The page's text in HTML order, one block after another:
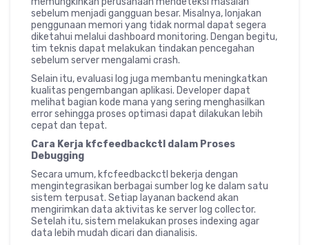
sebelum menjadi gangguan besar. Misalnya, lonjakan
penggunaan memori yang tidak normal dapat segera
diketahui melalui dashboard monitoring. Dengan begitu,
tim teknis dapat melakukan tindakan pencegahan
sebelum server mengalami crash.
Selain itu, evaluasi log juga membantu meningkatkan
kualitas pengembangan aplikasi. Developer dapat
melihat bagian kode mana yang sering menghasilkan
error sehingga proses optimasi dapat dilakukan lebih
cepat dan tepat.
Cara Kerja kfcfeedbackctl dalam Proses
Debugging
Secara umum, kfcfeedbackctl bekerja dengan
mengintegrasikan berbagai sumber log ke dalam satu
sistem terpusat. Setiap layanan backend akan
mengirimkan data aktivitas ke server log collector.
Setelah itu, sistem melakukan proses indexing agar
data lebih mudah dicari dan dianalisis.